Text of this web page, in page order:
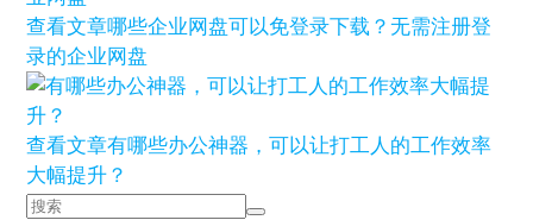
查看文章哪些企业网盘可以免登录下载？无需注册登
录的企业网盘
查看文章有哪些办公神器，可以让打工人的工作效率
大幅提升？